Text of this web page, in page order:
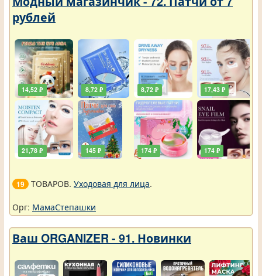
рублей
14,52 ₽
21,78 ₽
8,72 ₽
145 ₽
8,72 ₽
174 ₽
17,43 ₽
174 ₽
19 ТОВАРОВ. Уходовая для лица.
Орг: МамаСтепашки
Ваш ORGANIZER - 91. Новинки